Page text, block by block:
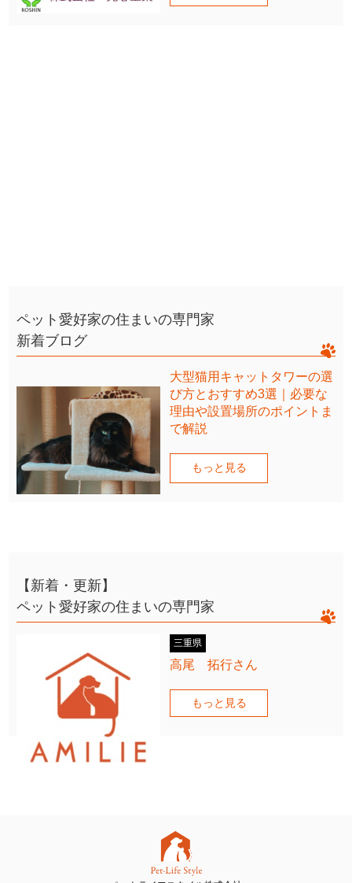
ペット愛好家の住まいの専門家
新着ブログ
大型猫用キャットタワーの選
び方とおすすめ3選｜必要な
理由や設置場所のポイントま
で解説
もっと見る
【新着・更新】
ペット愛好家の住まいの専門家
三重県
高尾 拓行さん
もっと見る